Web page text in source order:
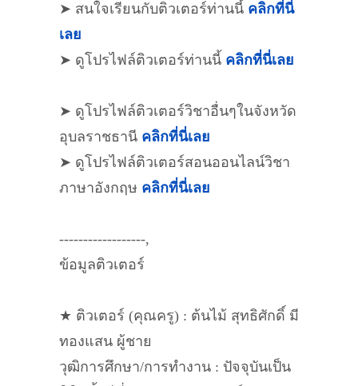
➤ สนใจเรียนกับติวเตอร์ท่านนี้ คลิกที่นี่
เลย
➤ ดูโปรไฟล์ติวเตอร์ท่านนี้ คลิกที่นี่เลย
➤ ดูโปรไฟล์ติวเตอร์วิชาอื่นๆในจังหวัด
อุบลราชธานี คลิกที่นี่เลย
➤ ดูโปรไฟล์ติวเตอร์สอนออนไลน์วิชา
ภาษาอังกฤษ คลิกที่นี่เลย
------------------,
ข้อมูลติวเตอร์
★ ติวเตอร์ (คุณครู) : ต้นไม้ สุทธิศักดิ์ มี
ทองแสน ผู้ชาย
วุฒิการศึกษา/การทำงาน : ปัจจุบันเป็น